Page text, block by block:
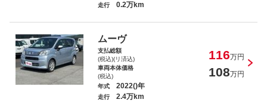
走行 0.2万km
ムーヴ
支払総額
(税込)(リ済込)
116万円
車両本体価格
(税込)
108万円
年式 2022()年
走行 2.4万km